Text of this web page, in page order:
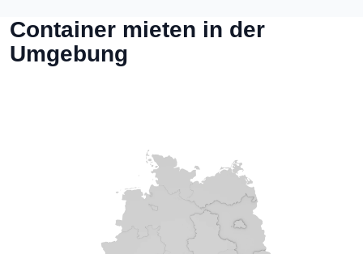
Container mieten in der
Umgebung